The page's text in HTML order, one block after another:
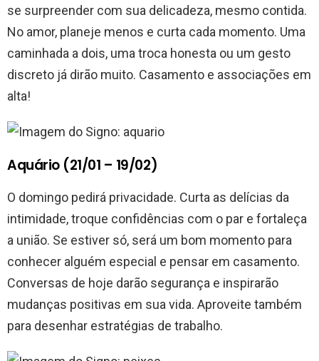
se surpreender com sua delicadeza, mesmo contida.
No amor, planeje menos e curta cada momento. Uma
caminhada a dois, uma troca honesta ou um gesto
discreto já dirão muito. Casamento e associações em
alta!
Aquário (21/01 – 19/02)
O domingo pedirá privacidade. Curta as delícias da
intimidade, troque confidências com o par e fortaleça
a união. Se estiver só, será um bom momento para
conhecer alguém especial e pensar em casamento.
Conversas de hoje darão segurança e inspirarão
mudanças positivas em sua vida. Aproveite também
para desenhar estratégias de trabalho.